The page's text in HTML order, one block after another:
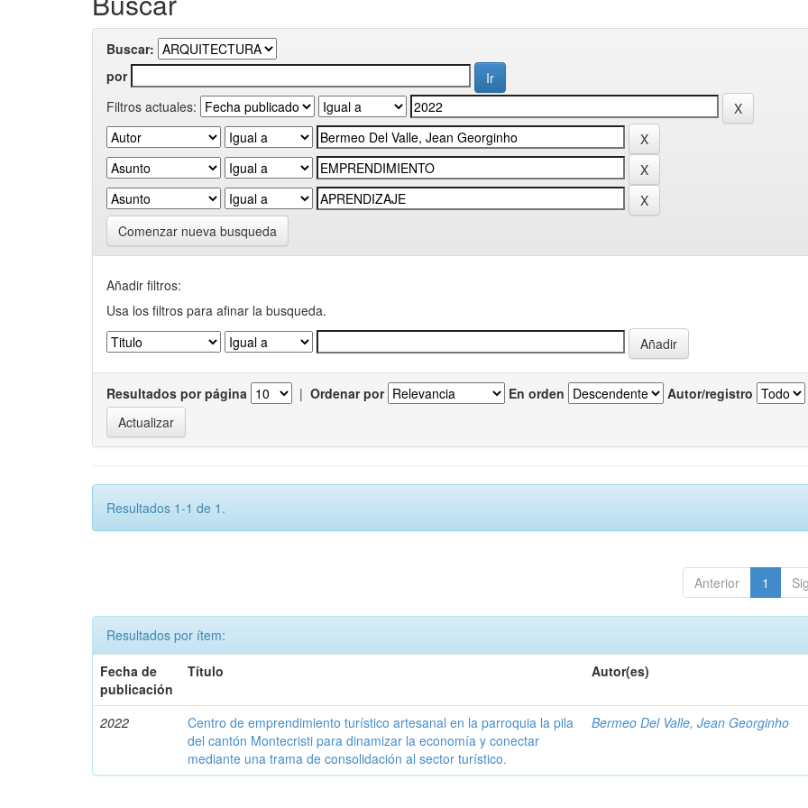
Buscar:
por
Filtros actuales:
Comenzar nueva busqueda
Añadir filtros:
Usa los filtros para afinar la busqueda.
Resultados por página | Ordenar por En orden Autor/registro
Resultados 1-1 de 1.
Anterior 1
Resultados por ítem:
Fecha de
publicación
Título Autor(es)
2022
Centro de emprendimiento turístico artesanal en la parroquia la pila
del cantón Montecristi para dinamizar la economía y conectar
mediante una trama de consolidación al sector turístico.
Bermeo Del Valle, Jean Georginho